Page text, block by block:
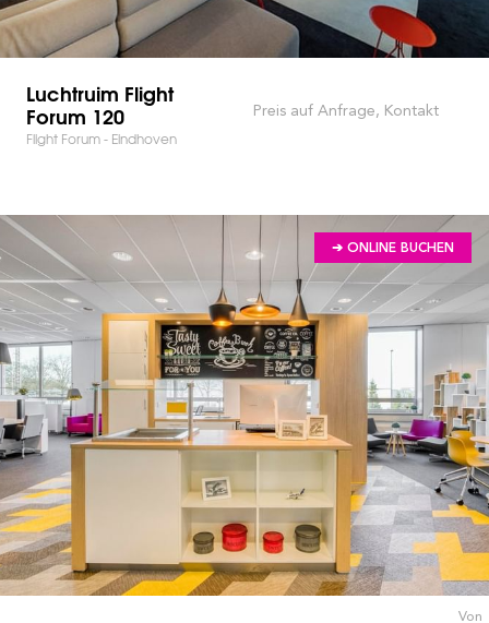
Luchtruim Flight
Forum 120
Flight Forum - Eindhoven
Preis auf Anfrage, Kontakt
➔ ONLINE BUCHEN
Von